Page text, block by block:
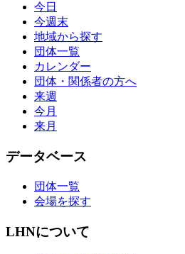
今日
今週末
地域から探す
団体一覧
カレンダー
団体・関係者の方へ
来週
今月
来月
データベース
団体一覧
会場を探す
LHNについて